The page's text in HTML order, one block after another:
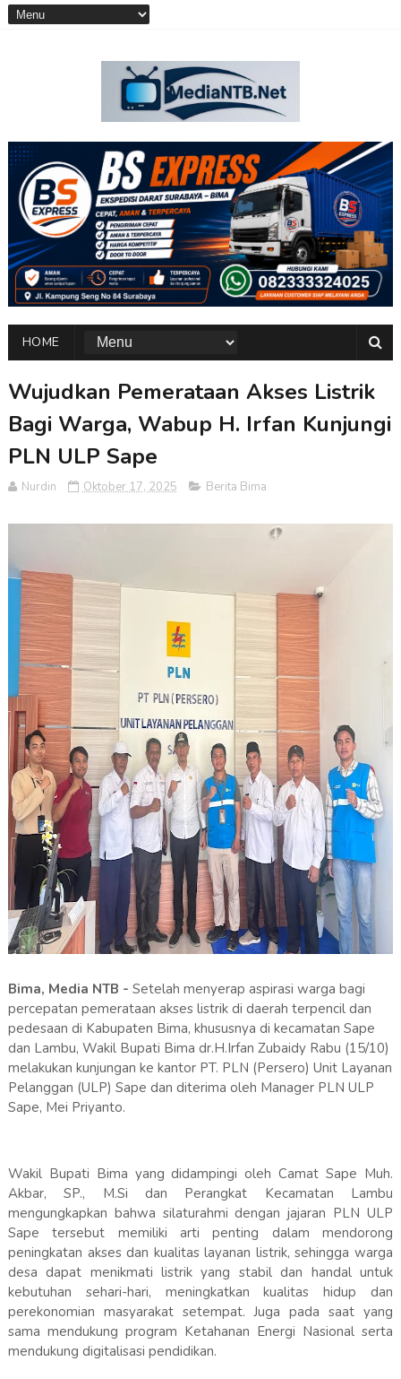
HOME
Wujudkan Pemerataan Akses Listrik
Bagi Warga, Wabup H. Irfan Kunjungi
PLN ULP Sape
Nurdin Oktober 17, 2025 Berita Bima
Bima, Media NTB - Setelah menyerap aspirasi warga bagi
percepatan pemerataan akses listrik di daerah terpencil dan
pedesaan di Kabupaten Bima, khususnya di kecamatan Sape
dan Lambu, Wakil Bupati Bima dr.H.Irfan Zubaidy Rabu (15/10)
melakukan kunjungan ke kantor PT. PLN (Persero) Unit Layanan
Pelanggan (ULP) Sape dan diterima oleh Manager PLN ULP
Sape, Mei Priyanto.
Wakil Bupati Bima yang didampingi oleh Camat Sape Muh.
Akbar, SP., M.Si dan Perangkat Kecamatan Lambu
mengungkapkan bahwa silaturahmi dengan jajaran PLN ULP
Sape tersebut memiliki arti penting dalam mendorong
peningkatan akses dan kualitas layanan listrik, sehingga warga
desa dapat menikmati listrik yang stabil dan handal untuk
kebutuhan sehari-hari, meningkatkan kualitas hidup dan
perekonomian masyarakat setempat. Juga pada saat yang
sama mendukung program Ketahanan Energi Nasional serta
mendukung digitalisasi pendidikan.